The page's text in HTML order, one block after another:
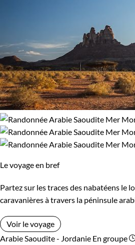
Le voyage en bref
Partez sur les traces des nabatéens le
caravanières à travers la péninsule
Voir le voyage
Arabie Saoudite - Jordanie En groupe